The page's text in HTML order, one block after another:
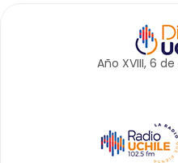
Año XVIII, 6 de